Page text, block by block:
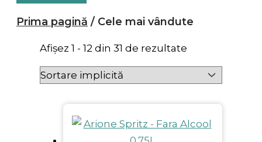
Prima pagină / Cele mai vândute
Afișez 1 - 12 din 31 de rezultate